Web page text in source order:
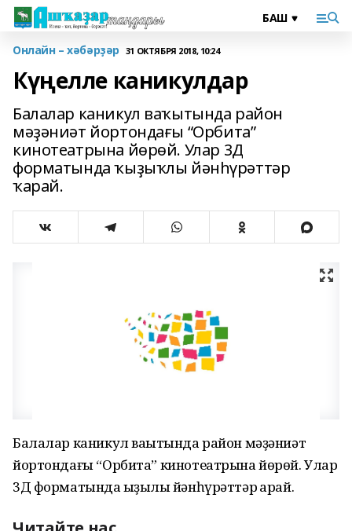
Онлайн – хәбәрҙәр 31 ОКТЯБРЯ 2018, 10:24
Күңелле каникулдар
Балалар каникул ваҡытында район
мәҙәниәт йортондағы “Орбита”
кинотеатрына йөрөй. Улар 3Д
форматында ҡыҙыҡлы йәнһүрәттәр
ҡарай.
Балалар каникул ваҡытында район мәҙәниәт
йортондағы “Орбита” кинотеатрына йөрөй. Улар
3Д форматында ҡыҙыҡлы йәнһүрәттәр ҡарай.